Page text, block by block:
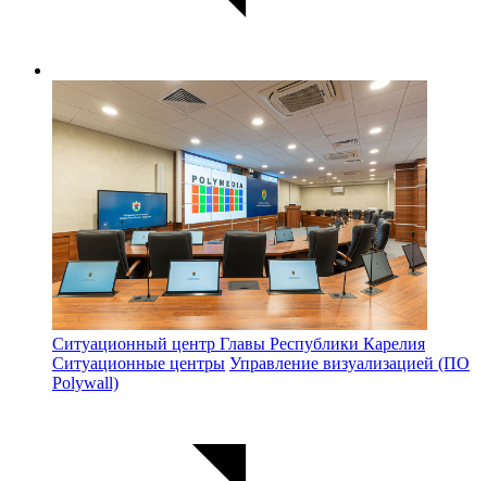
Ситуационный центр Главы Республики Карелия
Ситуационные центры Управление визуализацией (ПО
Polywall)